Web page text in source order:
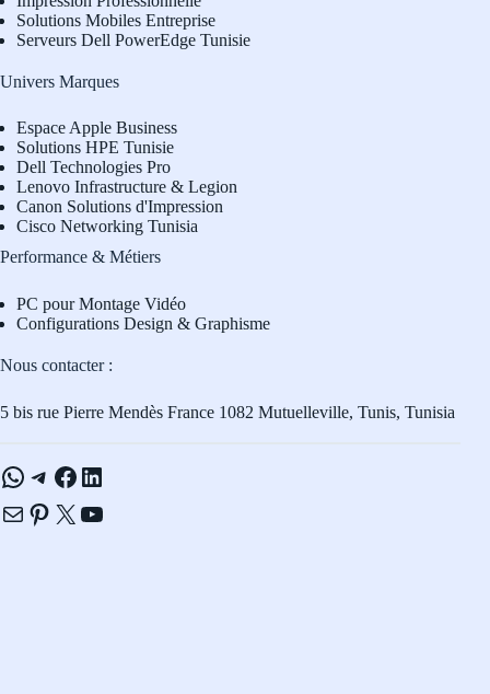
Solutions Mobiles Entreprise
Serveurs Dell PowerEdge Tunisie
Univers Marques
Espace Apple Business
Solutions HPE Tunisie
Dell Technologies Pro
Lenovo Infrastructure & Legion
Canon Solutions d'Impression
Cisco Networking Tunisia
Performance & Métiers
PC pour Montage Vidéo
Configurations Design & Graphisme
Nous contacter :
5 bis rue Pierre Mendès France 1082 Mutuelleville, Tunis, Tunisia
WhatsApp
Telegram
Facebook
LinkedIn
E-mailPinterest
X YouTube